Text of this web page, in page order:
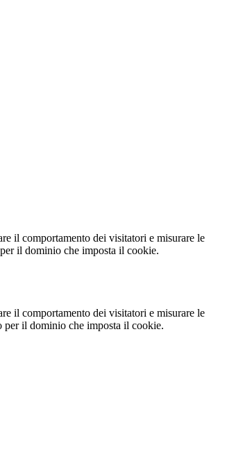
il comportamento dei visitatori e misurare le
il dominio che imposta il cookie.
il comportamento dei visitatori e misurare le
per il dominio che imposta il cookie.